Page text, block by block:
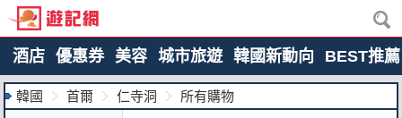
酒店 優惠券 美容 城市旅遊 韓國新動向 BEST推薦
韓國 首爾 仁寺洞
所有購物